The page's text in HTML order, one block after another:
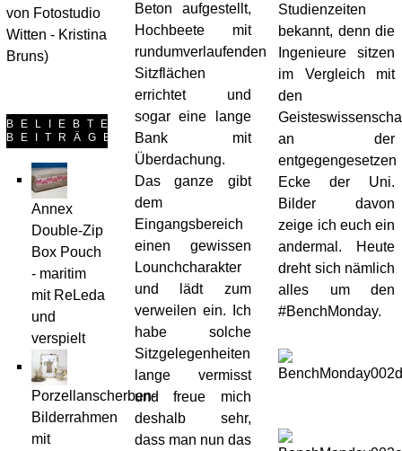
Beton aufgestellt,
Hochbeete mit
rundumverlaufenden
Sitzflächen
errichtet und
sogar eine lange
Bank mit
Überdachung.
Das ganze gibt
dem
Eingangsbereich
einen gewissen
Lounchcharakter
und lädt zum
verweilen ein. Ich
habe solche
Sitzgelegenheiten
lange vermisst
und freue mich
deshalb sehr,
dass man nun das
Studienzeiten
bekannt, denn die
Ingenieure sitzen
im Vergleich mit
den
an der
entgegengesetzen
Ecke der Uni.
Bilder davon
zeige ich euch ein
andermal. Heute
dreht sich nämlich
alles um den
#BenchMonday.
von Fotostudio
Witten - Kristina
Bruns)
BELIEBTESTE
BEITRÄGE
Annex
Double-Zip
Box Pouch
- maritim
mit ReLeda
und
verspielt
Porzellanscherben-
Bilderrahmen
mit